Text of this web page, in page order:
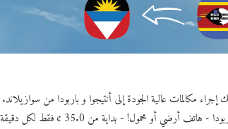
أرضي أو محمول! - بداية من 35.0 ¢ فقط لكل دقيقة.